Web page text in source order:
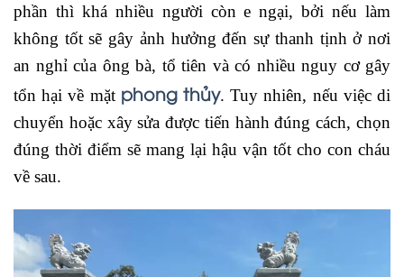
phần thì khá nhiều người còn e ngại, bởi nếu làm
không tốt sẽ gây ảnh hưởng đến sự thanh tịnh ở nơi
an nghỉ của ông bà, tổ tiên và có nhiều nguy cơ gây
tổn hại về mặt phong thủy. Tuy nhiên, nếu việc di
chuyển hoặc xây sửa được tiến hành đúng cách, chọn
đúng thời điểm sẽ mang lại hậu vận tốt cho con cháu
về sau.